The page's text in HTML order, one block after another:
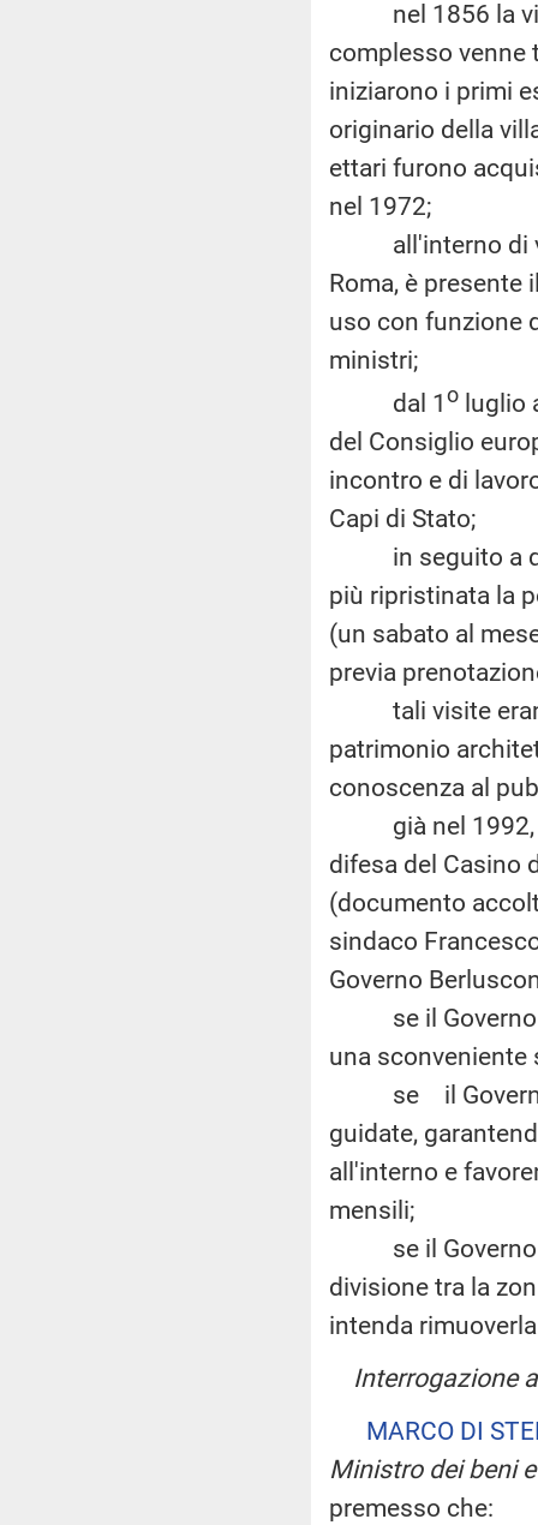
nel 1856 la
complesso venne
iniziarono i primi
originario della
ettari furono
nel 1972;
all'interno di
Roma, è presente
uso con funzione
ministri;
dal 1o luglio
del Consiglio
incontro e di
Capi di Stato;
in seguito a
più ripristinata la
(un sabato al
previa
tali visite erano
patrimonio
conoscenza al
già nel 1992,
difesa del Casino
(documento
sindaco
Governo
se il Governo
una sconveniente
se il Governo
guidate,
all'interno e
mensili;
se il Governo
divisione tra la
intenda
Interrogazione
MARCO DI
Ministro dei beni
premesso che: